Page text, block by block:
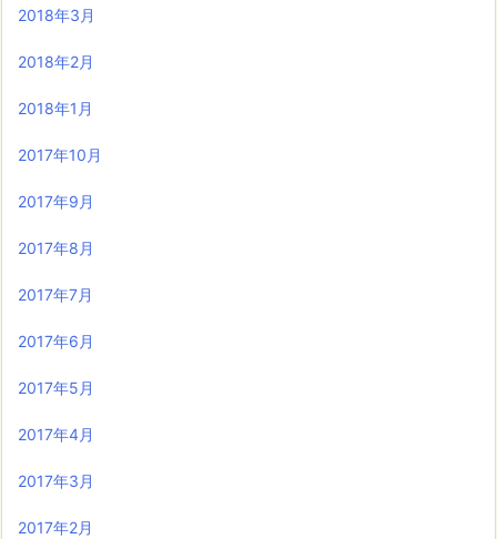
2018年3月
2018年2月
2018年1月
2017年10月
2017年9月
2017年8月
2017年7月
2017年6月
2017年5月
2017年4月
2017年3月
2017年2月